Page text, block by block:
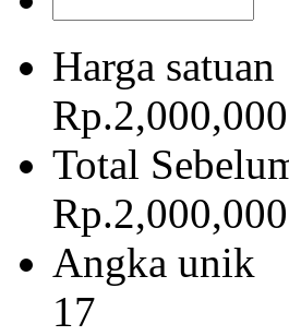
Harga satuan
Rp.2,000,000
Total
Rp.2,000,000
Angka unik
17